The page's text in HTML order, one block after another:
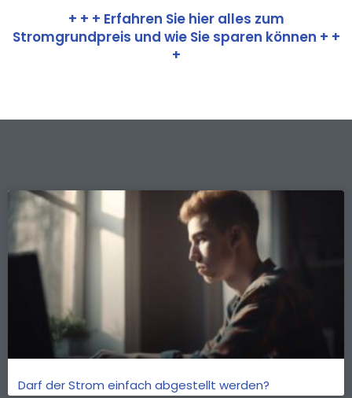
+ + + Erfahren Sie hier alles zum
Stromgrundpreis und wie Sie sparen können + +
+
Darf der Strom einfach abgestellt werden?